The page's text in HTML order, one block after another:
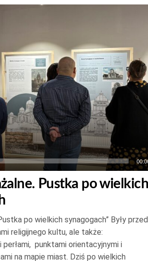
Pustka po wielkich
po wielkich synagogach” Były
religijnego kultu, ale także:
punktami orientacyjnymi i
na mapie miast. Dziś po wielkich